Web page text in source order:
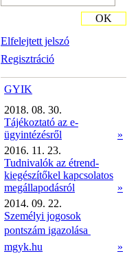
Elfelejtett jelszó
Regisztráció
OK
GYIK
2018. 08. 30.
Tájékoztató az e-
ügyintézésről
»
2016. 11. 23.
Tudnivalók az étrend-
kiegészítőkel kapcsolatos
megállapodásról
»
2014. 09. 22.
Személyi jogosok
pontszám igazolása 
mgyk.hu
»